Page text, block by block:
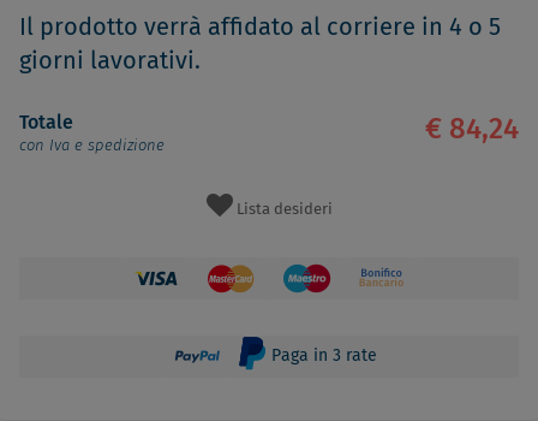
Il prodotto verrà affidato al corriere in 4 o 5
giorni lavorativi.
Totale
con Iva e spedizione
€ 84,24
Lista desideri
Paga in 3 rate